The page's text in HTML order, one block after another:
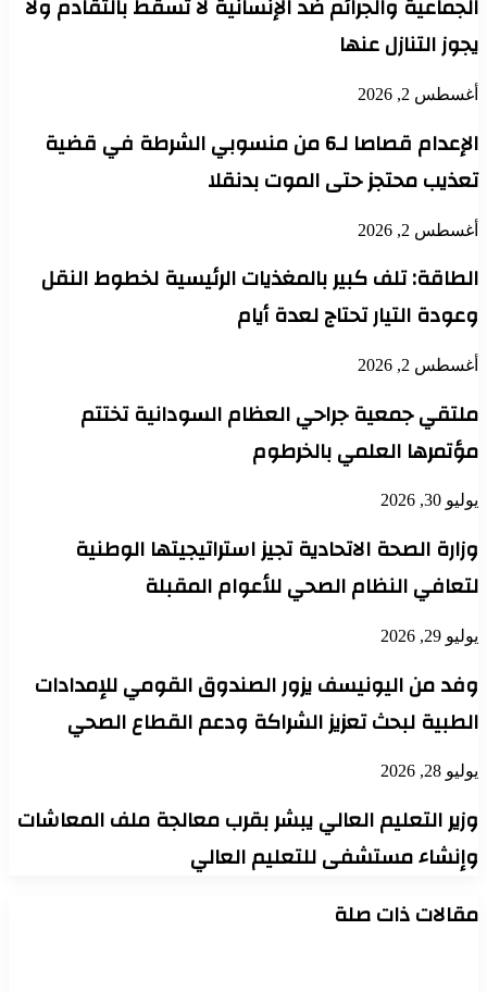
الجماعية والجرائم ضد الإنسانية لا تسقط بالتقادم ولا
يجوز التنازل عنها
أغسطس 2, 2026
الإعدام قصاصا لـ6 من منسوبي الشرطة في قضية
تعذيب محتجز حتى الموت بدنقلا
أغسطس 2, 2026
الطاقة: تلف كبير بالمغذيات الرئيسية لخطوط النقل
وعودة التيار تحتاج لعدة أيام
أغسطس 2, 2026
ملتقي جمعية جراحي العظام السودانية تختتم
مؤتمرها العلمي بالخرطوم
يوليو 30, 2026
وزارة الصحة الاتحادية تجيز استراتيجيتها الوطنية
لتعافي النظام الصحي للأعوام المقبلة
يوليو 29, 2026
وفد من اليونيسف يزور الصندوق القومي للإمدادات
الطبية لبحث تعزيز الشراكة ودعم القطاع الصحي
يوليو 28, 2026
وزير التعليم العالي يبشر بقرب معالجة ملف المعاشات
وإنشاء مستشفى للتعليم العالي
مقالات ذات صلة